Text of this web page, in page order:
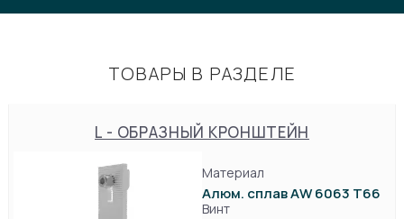
ТОВАРЫ В РАЗДЕЛЕ
L - ОБРАЗНЫЙ КРОНШТЕЙН
Материал
Алюм. сплав AW 6063 T66
Винт